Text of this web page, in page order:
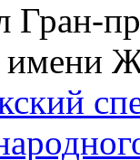
Гран-
имени